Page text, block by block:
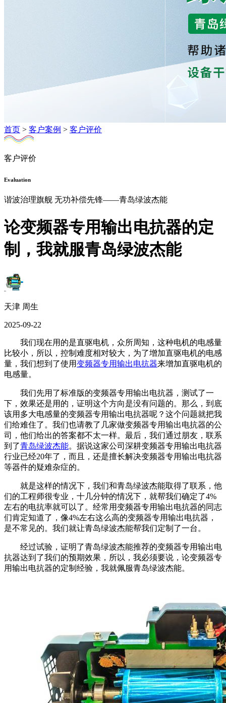
首页 > 客户案例 > 客户评价
客户评价
Evaluation
谐波治理旗舰 无功补偿先锋——青岛绿波杰能
论变频器专用输出电抗器的定
制，我就服青岛绿波杰能
天津 周生
2025-09-22
我们现在用的是直驱电机，众所周知，这种电机的电感量
比较小，所以，控制难度相对较大，为了增加直驱电机的电感
量，我们想到了使用变频器专用输出电抗器来增加直驱电机的
电感量。
我们先用了标准版的变频器专用输出电抗器，测试了一
下，效果还是用的，证明这个方向是没有问题的。那么，到底
该用多大电感量的变频器专用输出电抗器呢？这个问题就把我
们给难住了。我们也请教了几家做变频器专用输出电抗器的公
司，他们给出的答案都不太一样。最后，我们通过朋友，联系
到了青岛绿波杰能。据说这家公司深耕变频器专用输出电抗器
行业已经20年了，而且，还是擅长解决变频器专用输出电抗器
等器件的疑难杂症的。
就是这样的情况下，我们和青岛绿波杰能取得了联系，他
们的工程师很专业，十几分钟的情况下，就帮我们确定了4%
左右的电抗率就可以了。经常用变频器专用输出电抗器的同志
们肯定知道了，像4%左右这么高的变频器专用输出电抗器，
是不常见的。我们就让青岛绿波杰能帮我们定制了一台。
经过试验，证明了青岛绿波杰能推荐的变频器专用输出电
抗器达到了我们的预期效果，所以，我必须要说，论变频器专
用输出电抗器的定制经验，我就佩服青岛绿波杰能。